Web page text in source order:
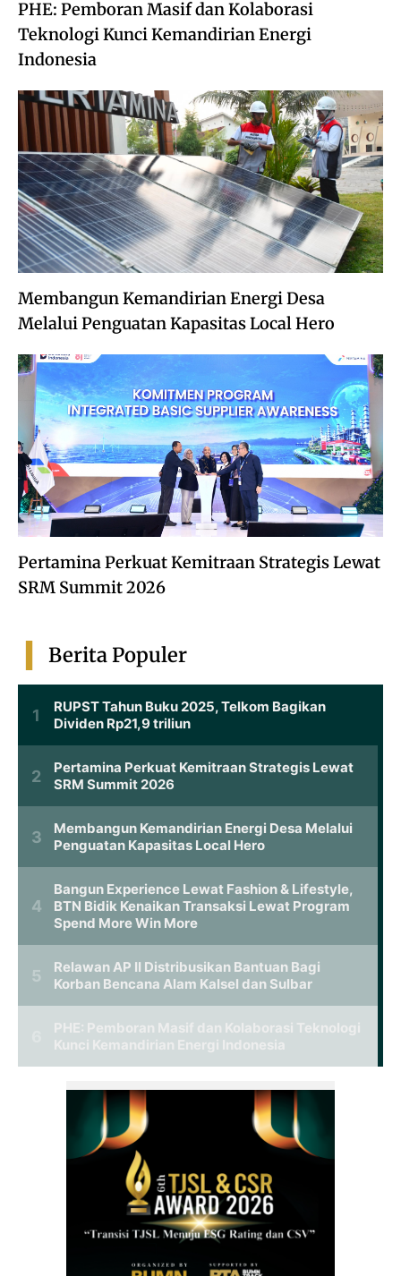
PHE: Pemboran Masif dan Kolaborasi
Teknologi Kunci Kemandirian Energi
Indonesia
Membangun Kemandirian Energi Desa
Melalui Penguatan Kapasitas Local Hero
Pertamina Perkuat Kemitraan Strategis Lewat
SRM Summit 2026
Berita Populer